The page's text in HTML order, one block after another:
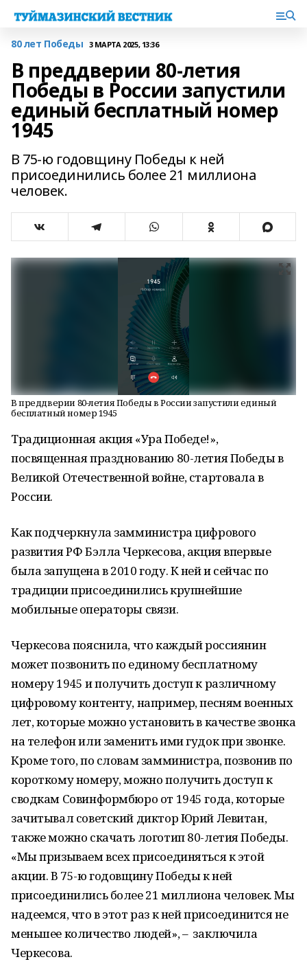
80 лет Победы 3 МАРТА 2025, 13:36
В преддверии 80-летия
Победы в России запустили
единый бесплатный номер
1945
В 75-ю годовщину Победы к ней
присоединились более 21 миллиона
человек.
В преддверии 80-летия Победы в России запустили единый
бесплатный номер 1945
Традиционная акция «Ура Победе!»,
посвященная празднованию 80-летия Победы в
Великой Отечественной войне, стартовала в
России.
Как подчеркнула замминистра цифрового
развития РФ Бэлла Черкесова, акция впервые
была запущена в 2010 году. К ней и сейчас по
традиции присоединились крупнейшие
мобильные операторы связи.
Черкесова пояснила, что каждый россиянин
может позвонить по единому бесплатному
номеру 1945 и получить доступ к различному
цифровому контенту, например, песням военных
лет, которые можно установить в качестве звонка
на телефон или заменить ими гудок при звонке.
Кроме того, по словам замминистра, позвонив по
короткому номеру, можно получить доступ к
сводкам Совинформбюро от 1945 года, которые
зачитывал советский диктор Юрий Левитан,
также можно скачать логотип 80-летия Победы.
«Мы призываем всех присоединяться к этой
акции. В 75-ю годовщину Победы к ней
присоединились более 21 миллиона человек. Мы
надеемся, что в этот раз к ней присоединится не
меньшее количество людей», – заключила
Черкесова.